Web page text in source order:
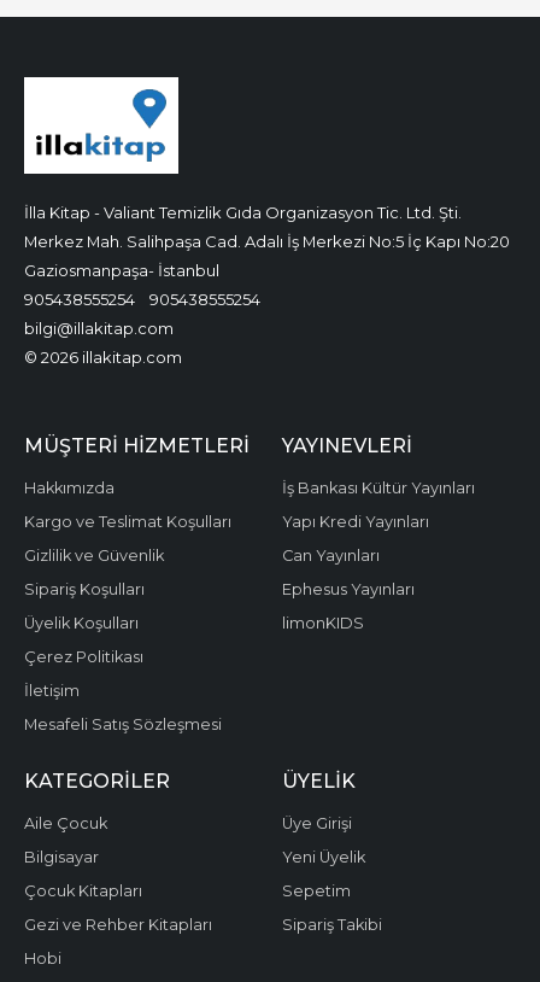
İlla Kitap - Valiant Temizlik Gıda Organizasyon Tic. Ltd. Şti.
Merkez Mah. Salihpaşa Cad. Adalı İş Merkezi No:5 İç Kapı No:20
Gaziosmanpaşa- İstanbul
905438555254
905438555254
bilgi@illakitap.com
© 2026 illakitap.com
MÜŞTERI HIZMETLERI
Hakkımızda
Kargo ve Teslimat Koşulları
Gizlilik ve Güvenlik
Sipariş Koşulları
Üyelik Koşulları
Çerez Politikası
İletişim
Mesafeli Satış Sözleşmesi
YAYINEVLERI
İş Bankası Kültür Yayınları
Yapı Kredi Yayınları
Can Yayınları
Ephesus Yayınları
limonKIDS
KATEGORILER
Aile Çocuk
Bilgisayar
Çocuk Kitapları
Gezi ve Rehber Kitapları
Hobi
ÜYELIK
Üye Girişi
Yeni Üyelik
Sepetim
Sipariş Takibi